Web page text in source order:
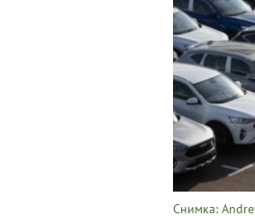
Снимка: